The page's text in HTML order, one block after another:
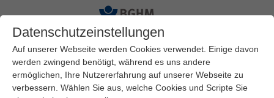
Startseite
Arbeitssicherheit und Gesundheitsschutz
Gefährdungsbeurteilungen
Datenschutzeinstellungen
Auf unserer Webseite werden Cookies verwendet. Einige davon
werden zwingend benötigt, während es uns andere
ermöglichen, Ihre Nutzererfahrung auf unserer Webseite zu
verbessern. Wählen Sie aus, welche Cookies und Scripte Sie